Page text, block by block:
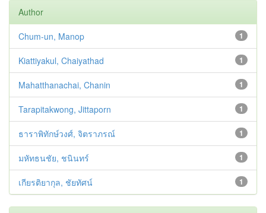
Author
1
Chum-un, Manop
1
Kiattiyakul, Chaiyathad
1
Mahatthanachai, Chanin
1
Tarapitakwong, Jittaporn
1
ธาราพิทักษ์วงศ์, จิตราภรณ์
1
มหัทธนชัย, ชนินทร์
1
เกียรติยากุล, ชัยทัศน์